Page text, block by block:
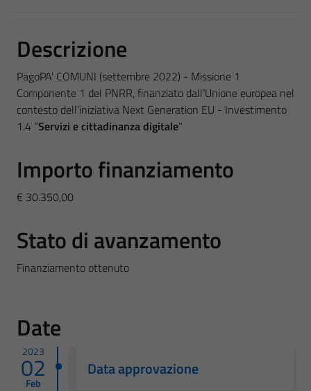
Descrizione
PagoPA' COMUNI (settembre 2022) - Missione 1
Componente 1 del PNRR, finanziato dall’Unione europea nel
contesto dell’iniziativa Next Generation EU - Investimento
1.4 “Servizi e cittadinanza digitale"
Importo finanziamento
€ 30.350,00
Stato di avanzamento
Finanziamento ottenuto
Date
2023
02
Feb
Data approvazione